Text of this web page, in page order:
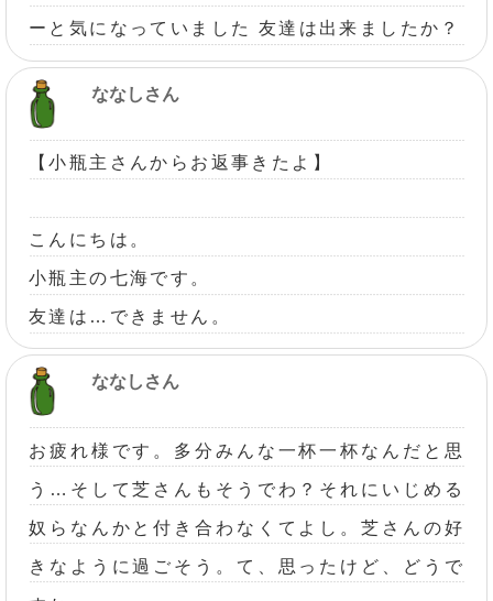
ーと気になっていました 友達は出来ましたか？
ななしさん
【小瓶主さんからお返事きたよ】
こんにちは。
小瓶主の七海です。
友達は…できません。
ななしさん
お疲れ様です。多分みんな一杯一杯なんだと思
う…そして芝さんもそうでわ？それにいじめる
奴らなんかと付き合わなくてよし。芝さんの好
きなように過ごそう。て、思ったけど、どうで